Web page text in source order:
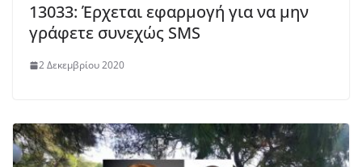
13033: Έρχεται εφαρμογή για να μην
γράφετε συνεχώς SMS
2 Δεκεμβρίου 2020